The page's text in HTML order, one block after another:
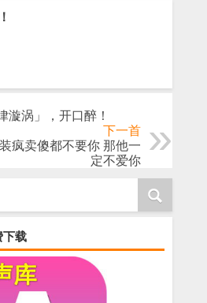
漩涡」，开口醉！
下一首
疯卖傻都不要你 那他一
定不爱你
下载